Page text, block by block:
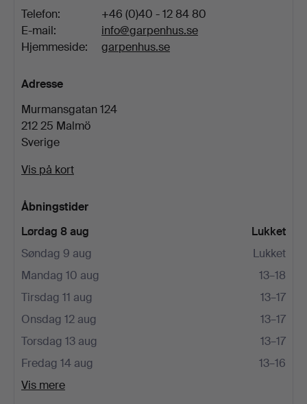
Telefon:
+46 (0)40 - 12 84 80
E-mail:
info@garpenhus.se
Hjemmeside:
garpenhus.se
Adresse
Murmansgatan 124
212 25 Malmö
Sverige
Vis på kort
Åbningstider
Lørdag 8 aug
Lukket
Søndag 9 aug
Lukket
Mandag 10 aug
13–18
Tirsdag 11 aug
13–17
Onsdag 12 aug
13–17
Torsdag 13 aug
13–17
Fredag 14 aug
13–16
Vis mere